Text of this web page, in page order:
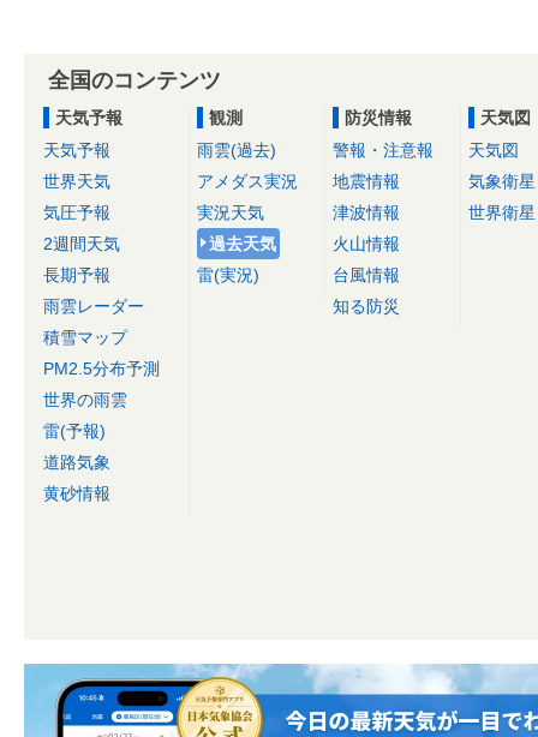
全国のコンテンツ
天気予報
天気予報
世界天気
気圧予報
2週間天気
長期予報
雨雲レーダー
積雪マップ
PM2.5分布予測
世界の雨雲
雷(予報)
道路気象
黄砂情報
観測
雨雲(過去)
アメダス実況
実況天気
過去天気
雷(実況)
防災情報
警報・注意報
地震情報
津波情報
火山情報
台風情報
知る防災
天気図
天気図
気象衛星
世界衛星